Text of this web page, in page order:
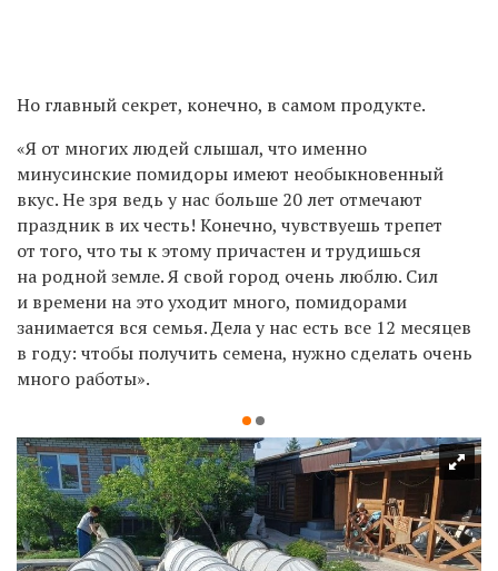
Но главный секрет, конечно, в самом продукте.
«Я от многих людей слышал, что именно
минусинские помидоры имеют необыкновенный
вкус. Не зря ведь у нас больше 20 лет отмечают
праздник в их честь! Конечно, чувствуешь трепет
от того, что ты к этому причастен и трудишься
на родной земле. Я свой город очень люблю. Сил
и времени на это уходит много, помидорами
занимается вся семья. Дела у нас есть все 12 месяцев
в году: чтобы получить семена, нужно сделать очень
много работы».